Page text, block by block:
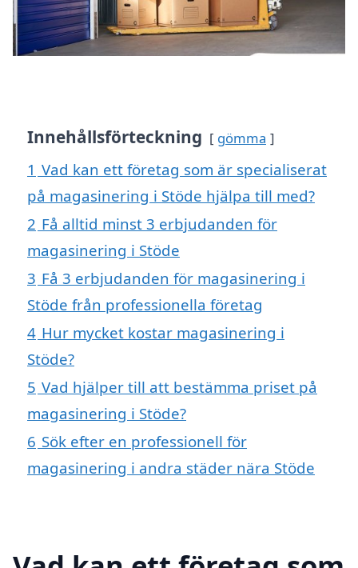
Innehållsförteckning gömma
1 Vad kan ett företag som är specialiserat
på magasinering i Stöde hjälpa till med?
2 Få alltid minst 3 erbjudanden för
magasinering i Stöde
3 Få 3 erbjudanden för magasinering i
Stöde från professionella företag
4 Hur mycket kostar magasinering i
Stöde?
5 Vad hjälper till att bestämma priset på
magasinering i Stöde?
6 Sök efter en professionell för
magasinering i andra städer nära Stöde